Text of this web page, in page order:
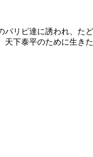
リピ達に誘われ、た
下泰平のために生き